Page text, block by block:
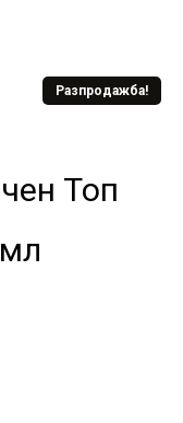
Разпродажба!
Топ